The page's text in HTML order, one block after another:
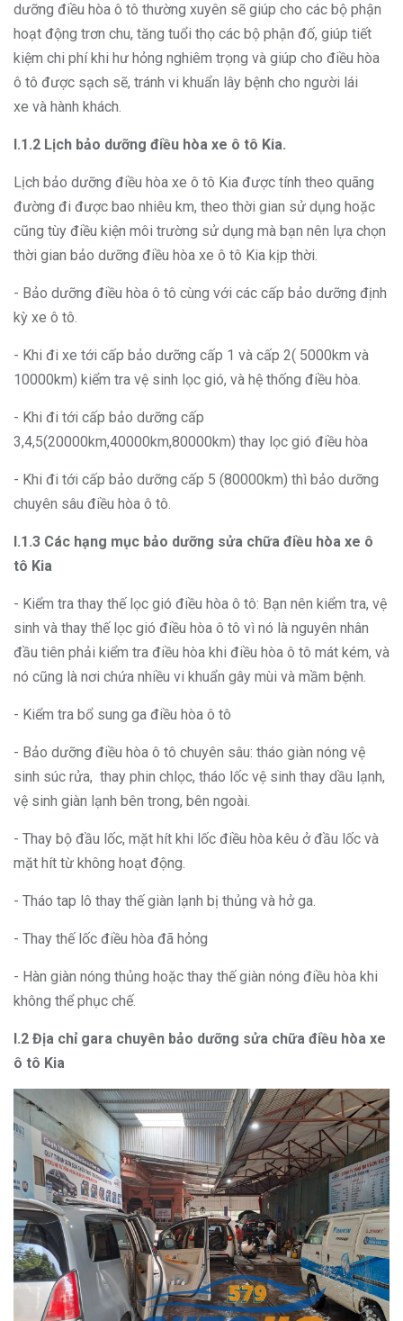
dưỡng điều hòa ô tô thường xuyên sẽ giúp cho các bộ phận
hoạt động trơn chu, tăng tuổi thọ các bộ phận đố, giúp tiết
kiệm chi phí khi hư hỏng nghiêm trọng và giúp cho điều hòa
ô tô được sạch sẽ, tránh vi khuẩn lây bệnh cho người lái
xe và hành khách.
I.1.2 Lịch bảo dưỡng điều hòa xe ô tô Kia.
Lịch bảo dưỡng điều hòa xe ô tô Kia được tính theo quãng
đường đi được bao nhiêu km, theo thời gian sử dụng hoặc
cũng tùy điều kiện môi trường sử dụng mà bạn nên lựa chọn
thời gian bảo dưỡng điều hòa xe ô tô Kia kịp thời.
- Bảo dưỡng điều hòa ô tô cùng với các cấp bảo dưỡng định
kỳ xe ô tô.
- Khi đi xe tới cấp bảo dưỡng cấp 1 và cấp 2( 5000km và
10000km) kiểm tra vệ sinh lọc gió, và hệ thống điều hòa.
- Khi đi tới cấp bảo dưỡng cấp
3,4,5(20000km,40000km,80000km) thay lọc gió điều hòa
- Khi đi tới cấp bảo dưỡng cấp 5 (80000km) thì bảo dưỡng
chuyên sâu điều hòa ô tô.
I.1.3 Các hạng mục bảo dưỡng sửa chữa điều hòa xe ô
tô Kia
- Kiểm tra thay thế lọc gió điều hòa ô tô: Bạn nên kiểm tra, vệ
sinh và thay thế lọc gió điều hòa ô tô vì nó là nguyên nhân
đầu tiên phải kiểm tra điều hòa khi điều hòa ô tô mát kém, và
nó cũng là nơi chứa nhiều vi khuẩn gây mùi và mầm bệnh.
- Kiểm tra bổ sung ga điều hòa ô tô
- Bảo dưỡng điều hòa ô tô chuyên sâu: tháo giàn nóng vệ
sinh súc rửa, thay phin chlọc, tháo lốc vệ sinh thay dầu lạnh,
vệ sinh giàn lạnh bên trong, bên ngoài.
- Thay bộ đầu lốc, mặt hít khi lốc điều hòa kêu ở đầu lốc và
mặt hít từ không hoạt động.
- Tháo tap lô thay thế giàn lạnh bị thủng và hở ga.
- Thay thế lốc điều hòa đã hỏng
- Hàn giàn nóng thủng hoặc thay thế giàn nóng điều hòa khi
không thể phục chế.
I.2 Địa chỉ gara chuyên bảo dưỡng sửa chữa điều hòa xe
ô tô Kia